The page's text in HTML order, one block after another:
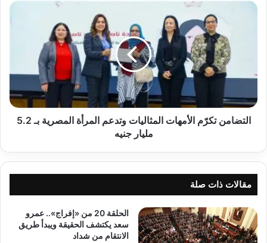
التضامن
المثاليات
المصرية
5.2
مليار
التضامن تكرّم الأمهات المثاليات وتدعم المرأة المصرية بـ 5.2
مليار جنيه
مقالات ذات صلة
الحلقة 20 من «إفراج».. عمرو
سعد يكتشف الحقيقة ويبدأ طريق
الانتقام من شداد